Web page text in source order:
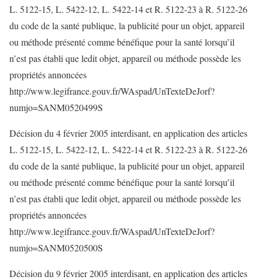
L. 5122-15, L. 5422-12, L. 5422-14 et R. 5122-23 à R. 5122-26
du code de la santé publique, la publicité pour un objet, appareil
ou méthode présenté comme bénéfique pour la santé lorsqu’il
n’est pas établi que ledit objet, appareil ou méthode possède les
propriétés annoncées
http://www.legifrance.gouv.fr/WAspad/UnTexteDeJorf?
numjo=SANM0520499S
Décision du 4 février 2005 interdisant, en application des articles
L. 5122-15, L. 5422-12, L. 5422-14 et R. 5122-23 à R. 5122-26
du code de la santé publique, la publicité pour un objet, appareil
ou méthode présenté comme bénéfique pour la santé lorsqu’il
n’est pas établi que ledit objet, appareil ou méthode possède les
propriétés annoncées
http://www.legifrance.gouv.fr/WAspad/UnTexteDeJorf?
numjo=SANM0520500S
Décision du 9 février 2005 interdisant, en application des articles